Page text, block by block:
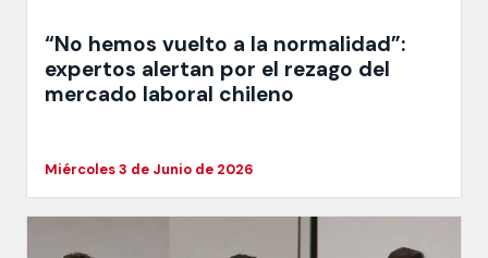
“No hemos vuelto a la normalidad”:
expertos alertan por el rezago del
mercado laboral chileno
Miércoles 3 de Junio de 2026